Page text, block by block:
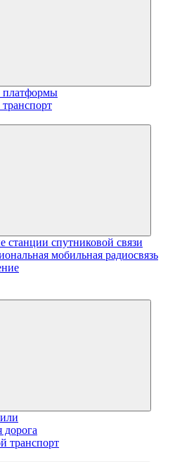
станции спутниковой связи
мобильная радиосвязь
дорога
транспорт